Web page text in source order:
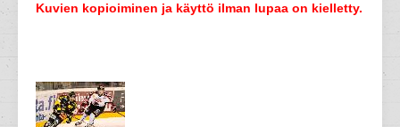
Kuvien kopioiminen ja käyttö ilman lupaa on kielletty.